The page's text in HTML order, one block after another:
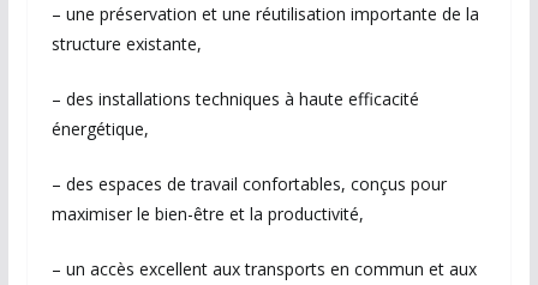
– une préservation et une réutilisation importante de la
structure existante,
– des installations techniques à haute efficacité
énergétique,
– des espaces de travail confortables, conçus pour
maximiser le bien-être et la productivité,
– un accès excellent aux transports en commun et aux